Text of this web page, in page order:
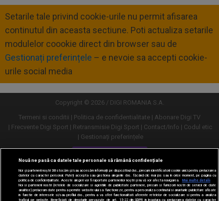
Setarile tale privind cookie-urile nu permit afisarea
continutul din aceasta sectiune. Poti actualiza setarile
modulelor coookie direct din browser sau de
Gestionați preferințele – e nevoie sa accepti cookie-
urile social media
Copyright © 2026 / DIGI ROMANIA S.A.
Termeni si conditii
Politica de confidentialitate
Abonare Digi TV
Frecvente Digi Sport
Retransmisie Digi Sport Contact/Info
Codul etic
Gestionați preferințele
Versiune desktop
Nouă ne pasă ca datele tale personale să rămână confidențiale
Noi și partenerii noștri30stocăm și/sau accesăm informații pe dispozitivul dvs., precum identificatorii cookie unici pentru prelucrarea
datelor cu caracter personal. Puteți accepta sau gestiona alegerile dvs. făcând clic mai jos sau în orice moment, pe pagina cu
politica de confidențialitate. Aceste alegeri vor fi raportate partenerilor noștri și nu vă vor afecta navigarea.
Mai multe detalii
Noi si partenerii nostri (retelele de socializare si agentiile de publicitate partenere, precum si furnizorii nostri de servicii de date
analitice) prelucram date pentru a permite website-ului sa functioneze, pentru a personaliza continutul si anunturile publicitare afisate
in functie de interesele si/sau profilul dvs., pentru a va oferi functionalitati aferente retelelor de socializare si pentru a analiza
traficul pe website. Beneficiati de drepturile prevazute de art. 15-22 din GDPR in legatura cu prelucrarea datelor cu caracter